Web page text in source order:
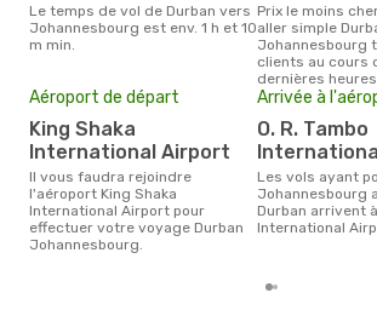
Le temps de vol de Durban vers
Johannesbourg est env. 1 h et 10
m min.
Prix le moins cher pour un billet
aller simple
Johannesbourg
clients au cours
dernières heures
Aéroport de départ
King Shaka
International Airport
Il vous faudra rejoindre
l'aéroport King Shaka
International Airport pour
effectuer votre voyage Durban
Johannesbourg.
Arrivée à
O. R. Tambo
Les vols ayant pour destination
Johannesbourg
Durban arrivent à
International